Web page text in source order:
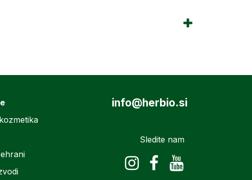
info@herbio.si
Sledite nam